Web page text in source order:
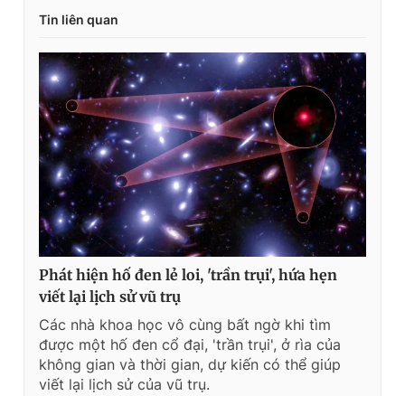
Tin liên quan
Phát hiện hố đen lẻ loi, 'trần trụi', hứa hẹn
viết lại lịch sử vũ trụ
Các nhà khoa học vô cùng bất ngờ khi tìm
được một hố đen cổ đại, 'trần trụi', ở rìa của
không gian và thời gian, dự kiến có thể giúp
viết lại lịch sử của vũ trụ.